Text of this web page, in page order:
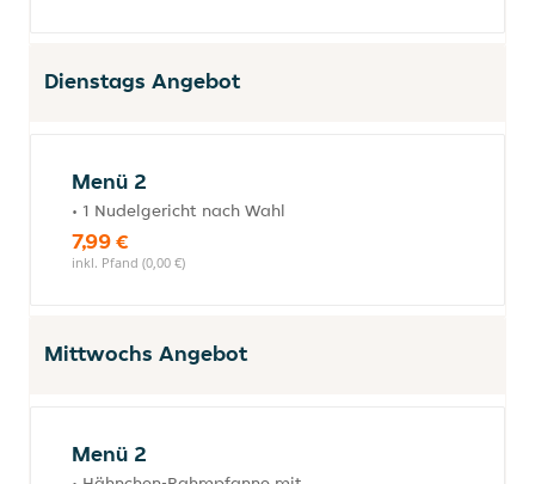
Dienstags Angebot
Menü 2
• 1 Nudelgericht nach Wahl
7,99 €
inkl. Pfand (0,00 €)
Mittwochs Angebot
Menü 2